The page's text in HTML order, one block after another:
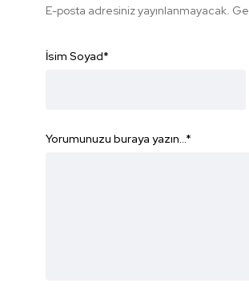
E-posta adresiniz yayınlanmayacak.
İsim Soyad*
Yorumunuzu buraya yazın...*